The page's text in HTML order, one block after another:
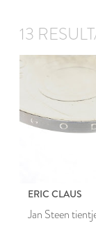
13
ERIC CLAUS
Jan Steen